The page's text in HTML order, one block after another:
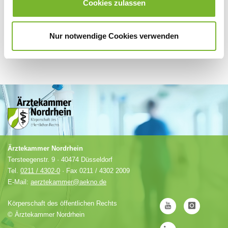
Cookies zulassen
Nur notwendige Cookies verwenden
Ärztekammer Nordrhein
Tersteegenstr. 9 · 40474 Düsseldorf
Tel. 0211 / 4302-0 · Fax 0211 / 4302 2009
E-Mail: aerztekammer@aekno.de
Körperschaft des öffentlichen Rechts
© Ärztekammer Nordrhein